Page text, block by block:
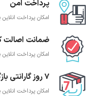
پرداخت امن
امکان پرداخت
ضمانت اصالت
امکان پرداخت
7 روز گارانتی بازگشت وجه
امکان پرداخت